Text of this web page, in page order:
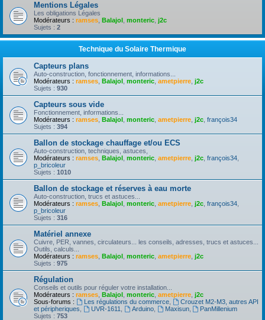
Mentions Légales
Les obligations Légales
Modérateurs : ramses Balajol monteric j2c
Sujets : 2
Technique du Solaire Thermique
Capteurs plans
Auto-construction, fonctionnement, informations...
Modérateurs : ramses Balajol monteric ametpierre j2c
Sujets : 930
Capteurs sous vide
Fonctionnement, informations...
Modérateurs : ramses Balajol monteric ametpierre j2c françois34
Sujets : 394
Ballon de stockage chauffage et/ou ECS
Auto-construction, techniques, astuces,
Modérateurs : ramses Balajol monteric ametpierre j2c françois34
p_bricoleur
Sujets : 1010
Ballon de stockage et réserves à eau morte
Auto-construction, trucs et astuces...
Modérateurs : ramses Balajol monteric ametpierre j2c françois34
p_bricoleur
Sujets : 316
Matériel annexe
Cuivre, PER, vannes, circulateurs... les conseils, adresses, trucs et astuces...
Outils, calculs...
Modérateurs : ramses Balajol monteric ametpierre j2c
Sujets : 975
Régulation
Conseils et outils pour réguler votre installation...
Modérateurs : ramses Balajol monteric ametpierre j2c
Sous-forums :
Les régulations du commerce,
Crouzet M2-M3, autres API
et péripheriques
UVR-1611 Arduino, Maxisun,
PanMillenium
Sujets : 753